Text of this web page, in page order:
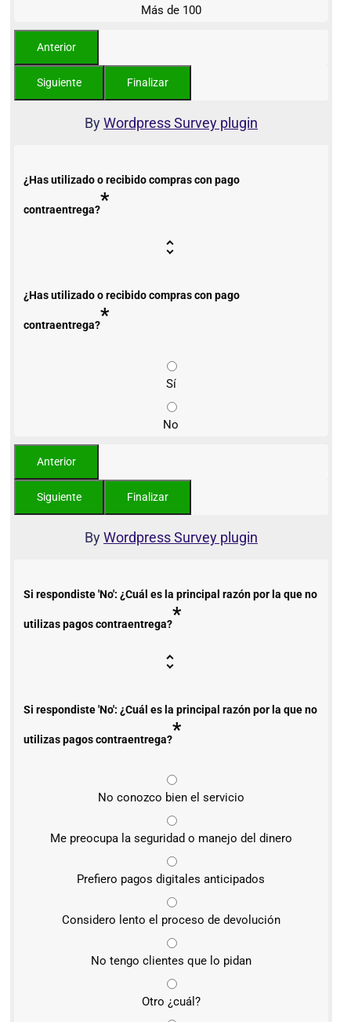
Más de 100
ByWordpress Survey plugin
¿Has utilizado o recibido compras con pago
contraentrega?*
¿Has utilizado o recibido compras con pago
contraentrega?*
Sí
No
ByWordpress Survey plugin
Si respondiste 'No': ¿Cuál es la principal razón por la que no
utilizas pagos contraentrega?*
Si respondiste 'No': ¿Cuál es la principal razón por la que no
utilizas pagos contraentrega?*
No conozco bien el servicio
Me preocupa la seguridad o manejo del dinero
Prefiero pagos digitales anticipados
Considero lento el proceso de devolución
No tengo clientes que lo pidan
Otro ¿cuál?